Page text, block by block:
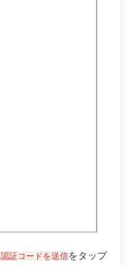
認証コードを送信をタップ